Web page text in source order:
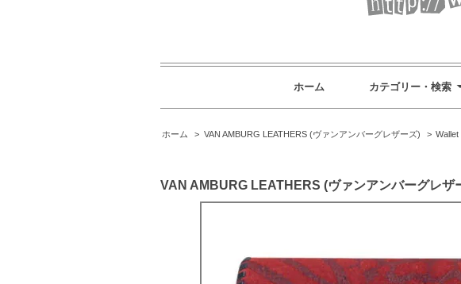
ホーム カテゴリー・検索
ホーム > VAN AMBURG LEATHERS (ヴァンアンバーグレザーズ) >
VAN AMBURG LEATHERS (ヴァンアンバーグレザ